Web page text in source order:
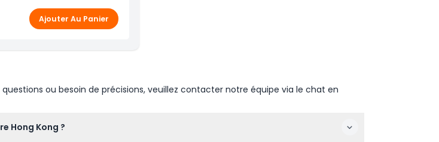
Ajouter Au Panier
ou besoin de précisions, veuillez contacter notre équipe via le chat en
Hong Kong ?